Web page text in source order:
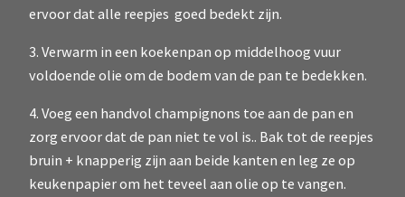
ervoor dat alle reepjes goed bedekt zijn.
3. Verwarm in een koekenpan op middelhoog vuur
voldoende olie om de bodem van de pan te bedekken.
4. Voeg een handvol champignons toe aan de pan en
zorg ervoor dat de pan niet te vol is.. Bak tot de reepjes
bruin + knapperig zijn aan beide kanten en leg ze op
keukenpapier om het teveel aan olie op te vangen.